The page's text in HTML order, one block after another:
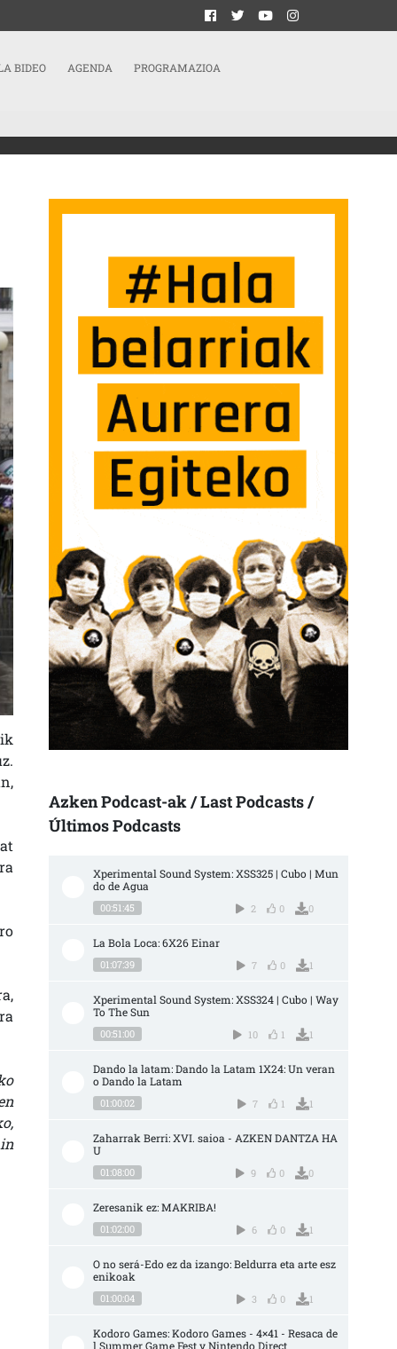
BIDEO AGENDA PROGRAMAZIOA
GREBARA JOKO DUTE BERRIRO SARRERAN
Azken Podcast-ak / Last Podcasts /
Últimos Podcasts
Xperimental Sound System: XSS325 | Cubo | Mun
do de Agua
00:51:45 2 0 0
La Bola Loca: 6X26 Einar
01:07:39 7 0 1
Xperimental Sound System: XSS324 | Cubo | Way
To The Sun
00:51:00 10 1 1
Dando la latam: Dando la Latam 1X24: Un veran
o Dando la Latam
01:00:02 7 1 1
Zaharrak Berri: XVI. saioa - AZKEN DANTZA HA
U
01:08:00 9 0 0
Zeresanik ez: MAKRIBA!
01:02:00 6 0 1
O no será-Edo ez da izango: Beldurra eta arte esz
enikoak
01:00:04 3 0 1
Kodoro Games: Kodoro Games - 4×41 - Resaca de
l Summer Game Fest y Nintendo Direct